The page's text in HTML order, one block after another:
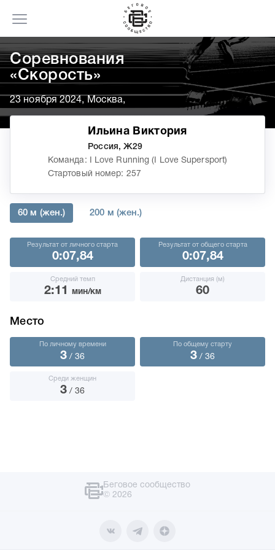
Соревнования
«Скорость»
23 ноября 2024, Москва,
Ильина Виктория
Россия, Ж29
Команда: I Love Running (I Love Supersport)
Стартовый номер: 257
60 м (жен.) 200 м (жен.)
Результат от личного старта
0:07,84
Результат от общего старта
0:07,84
Средний темп
2:11 мин/км
Дистанция (м)
60
Место
По личному времени
3 / 36
По общему старту
3 / 36
Среди женщин
3 / 36
Беговое сообщество
© 2026